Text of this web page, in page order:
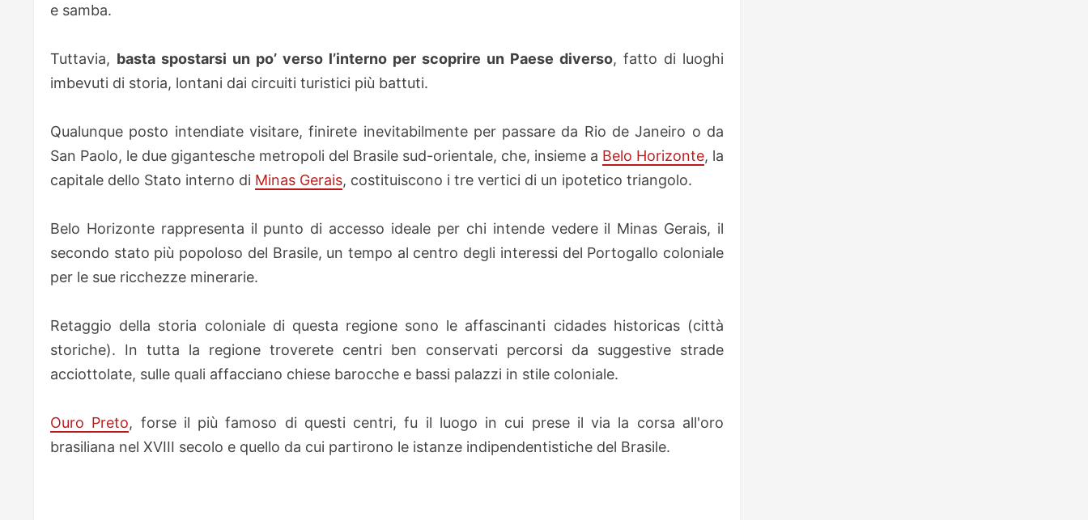
e samba.
Tuttavia, basta spostarsi un po’ verso l’interno per scoprire un Paese diverso, fatto di luoghi
imbevuti di storia, lontani dai circuiti turistici più battuti.
Qualunque posto intendiate visitare, finirete inevitabilmente per passare da Rio de Janeiro o da
San Paolo, le due gigantesche metropoli del Brasile sud-orientale, che, insieme a Belo Horizonte, la
capitale dello Stato interno di Minas Gerais, costituiscono i tre vertici di un ipotetico triangolo.
Belo Horizonte rappresenta il punto di accesso ideale per chi intende vedere il Minas Gerais, il
secondo stato più popoloso del Brasile, un tempo al centro degli interessi del Portogallo coloniale
per le sue ricchezze minerarie.
Retaggio della storia coloniale di questa regione sono le affascinanti cidades historicas (città
storiche). In tutta la regione troverete centri ben conservati percorsi da suggestive strade
acciottolate, sulle quali affacciano chiese barocche e bassi palazzi in stile coloniale.
Ouro Preto, forse il più famoso di questi centri, fu il luogo in cui prese il via la corsa all'oro
brasiliana nel XVIII secolo e quello da cui partirono le istanze indipendentistiche del Brasile.